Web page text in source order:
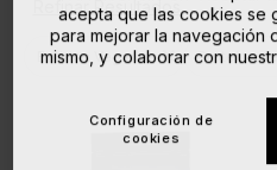
Refinar Resultados
Batidos Veganosclose Proteína
acepta que las cookies se
para mejorar la navegación
mismo, y colaborar con
Configuración de
cookies